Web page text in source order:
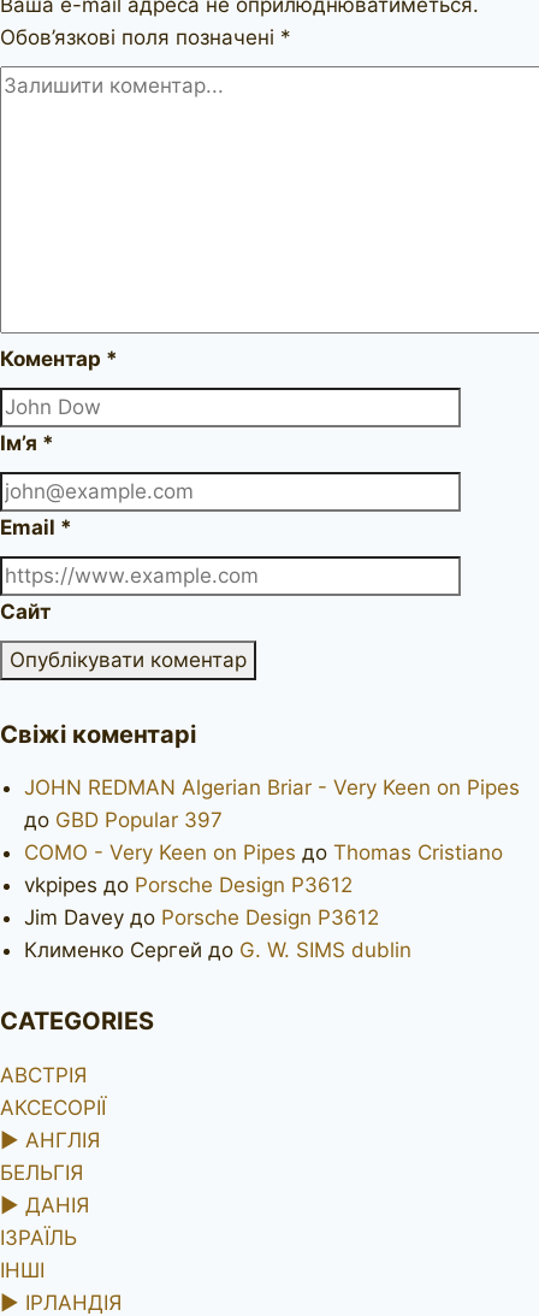
Обов’язкові поля позначені *
Коментар *
Ім’я *
Email *
Сайт
Свіжі коментарі
JOHN REDMAN Algerian Briar - Very Keen on Pipes
до GBD Popular 397
COMO - Very Keen on Pipes до Thomas Cristiano
vkpipes до Porsche Design P3612
Jim Davey до Porsche Design P3612
Клименко Сергей до G. W. SIMS dublin
CATEGORIES
АВСТРІЯ
АКСЕСОРІЇ
► АНГЛІЯ
БЕЛЬГІЯ
► ДАНІЯ
ІЗРАЇЛЬ
ІНШІ
► ІРЛАНДІЯ